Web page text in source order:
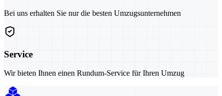
Bei uns erhalten Sie nur die besten Umzugsunternehmen
Service
Wir bieten Ihnen einen Rundum-Service für Ihren Umzug